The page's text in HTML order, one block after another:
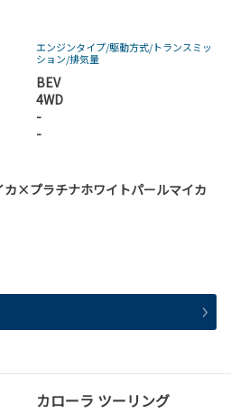
エンジンタイプ/駆動方式/トランスミッ
ション/排気量
BEV
4WD
-
-
カ×プラチナホワイトパールマイカ
カローラ ツーリング